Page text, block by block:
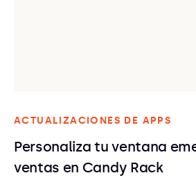
ACTUALIZACIONES DE APPS
Personaliza tu ventana
ventas en Candy Rack